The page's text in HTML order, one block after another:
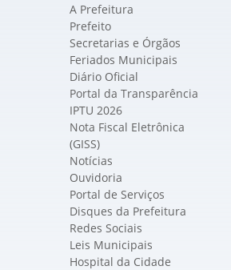
A Prefeitura
Prefeito
Secretarias e Órgãos
Feriados Municipais
Diário Oficial
Portal da Transparência
IPTU 2026
Nota Fiscal Eletrônica
(GISS)
Notícias
Ouvidoria
Portal de Serviços
Disques da Prefeitura
Redes Sociais
Leis Municipais
Hospital da Cidade